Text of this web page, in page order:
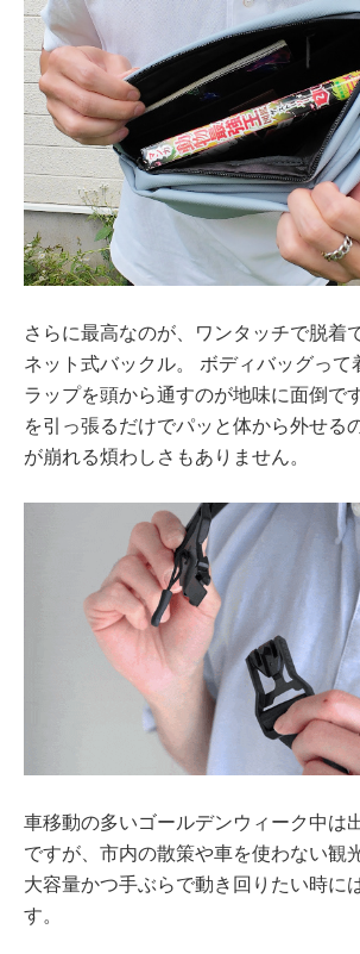
さらに最高なのが、ワンタッチで脱着
ネット式バックル。 ボディバッグって
ラップを頭から通すのが地味に面倒で
を引っ張るだけでパッと体から外せる
が崩れる煩わしさもありません。
車移動の多いゴールデンウィーク中は
ですが、市内の散策や車を使わない観
大容量かつ手ぶらで動き回りたい時に
す。